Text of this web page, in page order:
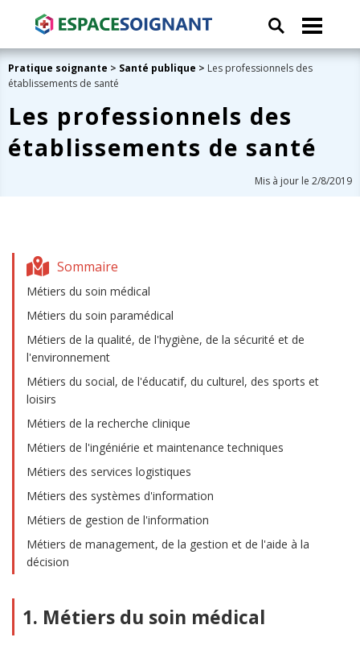
Pratique soignante > Santé publique > Les professionnels des
établissements de santé
Les professionnels des
établissements de santé
Mis à jour le 2/8/2019
Sommaire
Métiers du soin médical
Métiers du soin paramédical
Métiers de la qualité, de l'hygiène, de la sécurité et de
l'environnement
Métiers du social, de l'éducatif, du culturel, des sports et
loisirs
Métiers de la recherche clinique
Métiers de l'ingéniérie et maintenance techniques
Métiers des services logistiques
Métiers des systèmes d'information
Métiers de gestion de l'information
Métiers de management, de la gestion et de l'aide à la
décision
1. Métiers du soin médical